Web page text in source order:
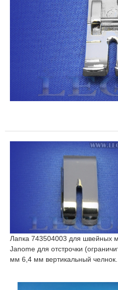
Лапка 743504003 для швейных
Janome для отстрочки
мм 6,4 мм вертикальный челнок.